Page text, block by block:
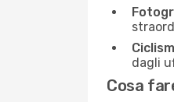
dagli
Cosa